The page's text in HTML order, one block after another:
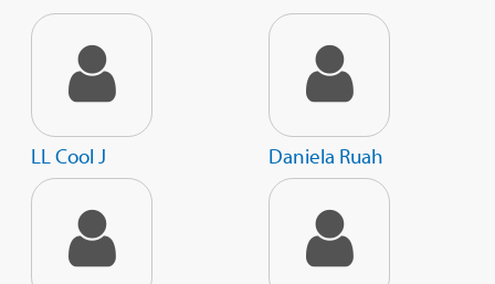
LL Cool J Daniela Ruah